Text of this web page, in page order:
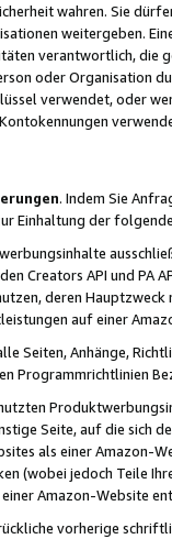
wahren. Sie
weitergeben.
verantwortlich, die
oder Organisation
verwendet, oder
. Indem Sie
Einhaltung der
Creators API und PA
deren
auf einer
Seiten, Anhänge,
Programmrichtlinien
Seite, auf die sich
als einer Amazon-
(wobei jedoch Teile
Amazon-Website
vorherige